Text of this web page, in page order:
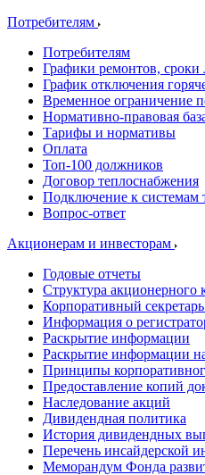
Потребителям
Потребителям
Графики ремонтов, сроки
График отключения
Временное ограничение
Нормативно-правовая
Тарифы и нормативы
Оплата
Топ-100 должников
Договор теплоснабжения
Подключение к системам
Вопрос-ответ
Акционерам и инвесторам
Годовые отчеты
Структура акционерного
Корпоративный
Информация о
Раскрытие информации
Раскрытие информации
Принципы
Предоставление копий
Наследование акций
Дивидендная политика
История дивидендных
Перечень инсайдерской
Меморандум Фонда